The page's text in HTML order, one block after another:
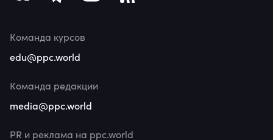
Команда курсов
edu@ppc.world
Команда редакции
media@ppc.world
PR и реклама на ppc.world